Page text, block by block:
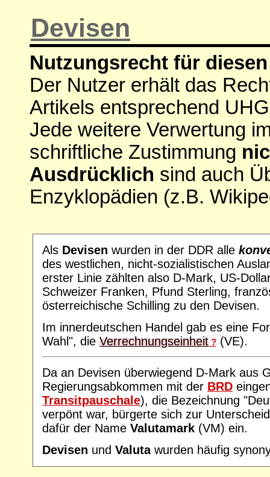
Devisen
Nutzungsrecht für
Der Nutzer erhält das
Artikels entsprechend
Jede weitere Verwertung
schriftliche Zustimmung
Ausdrücklich sind auch
Enzyklopädien (z.B.
Als Devisen wurden in der DDR alle
des westlichen, nicht-sozialistischen
erster Linie zählten also D-Mark, US-
Schweizer Franken, Pfund Sterling,
österreichische Schilling zu den Devisen.
Im innerdeutschen Handel gab es eine
Wahl", die Verrechnungseinheit ? (VE).
Da an Devisen überwiegend D-Mark aus
Regierungsabkommen mit der BRD
Transitpauschale), die Bezeichnung
verpönt war, bürgerte sich zur
dafür der Name Valutamark (VM) ein.
Devisen und Valutawurden häufig